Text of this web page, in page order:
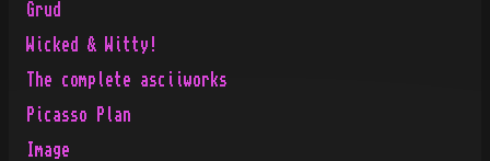
Grud
Wicked & Witty!
The complete asciiworks
Picasso Plan
Image